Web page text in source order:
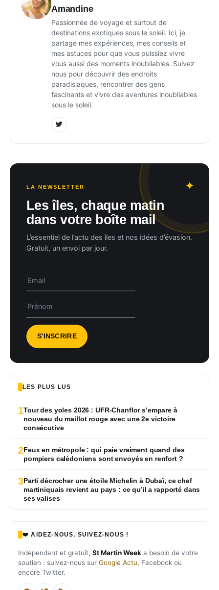
Amandine
Passionnée de voyage et surtout de
destinations exotiques sous le soleil. Ici, je
partage mes expériences, mes conseils et
mes astuces pour que vous puissiez vivre
vous aussi des moments inoubliables. Suivez
nous pour découvrir des endroits
paradisiaques, rencontrer des gens
fascinants et vivre des aventures inoubliables
sous le soleil.
LA NEWSLETTER
Les îles, chaque matin
dans votre boîte mail
L’essentiel de l’actu des îles et nos idées d’évasion.
Gratuit, un envoi par jour.
LES PLUS LUS
1Tour des yoles 2026 : UFR-Chanflor s’empare à
nouveau du maillot rouge avec une 2e victoire
consécutive
2Feux en métropole : qui paie vraiment quand des
pompiers calédoniens sont envoyés en renfort ?
3Parti décrocher une étoile Michelin à Dubaï, ce chef
martiniquais revient au pays : ce qu’il a rapporté dans
ses valises
❤️ AIDEZ-NOUS, SUIVEZ-NOUS !
Indépendant et gratuit, St Martin Week a besoin de votre
soutien : suivez-nous sur Google Actu, Facebook ou
encore Twitter.